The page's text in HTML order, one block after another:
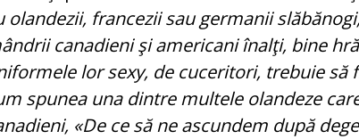
olandezii, francezii sau germanii
canadieni şi americani înalţi, bine
lor sexy, de cuceritori, trebuie să
spunea una dintre multele olandeze
«De ce să ne ascundem după